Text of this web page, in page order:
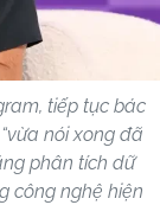
tiếp tục bác
nói xong đã
phân tích dữ
công nghệ hiện